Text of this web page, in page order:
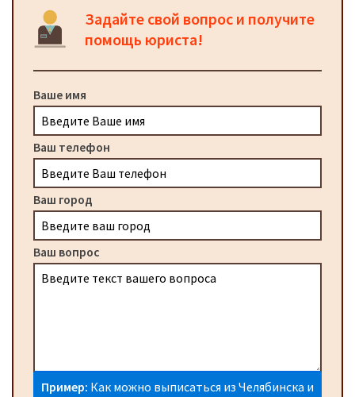
Задайте свой вопрос и получите
помощь юриста!
Ваше имя
Ваш телефон
Ваш город
Ваш вопрос
Пример: Как можно выписаться из Челябинска и